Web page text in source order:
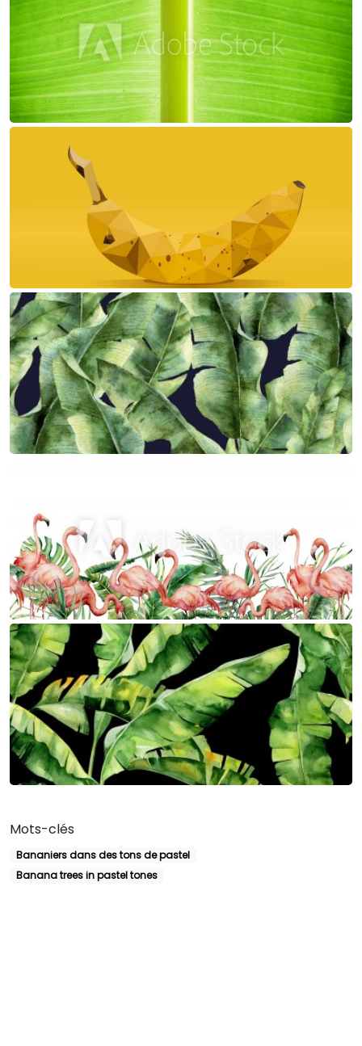
Mots-clés
Bananiers dans des tons de pastel
Banana trees in pastel tones